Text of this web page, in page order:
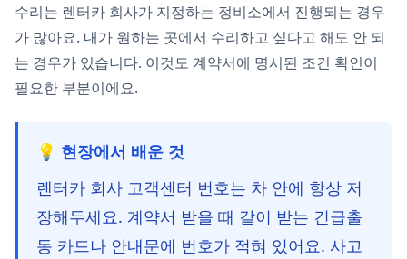
수리는 렌터카 회사가 지정하는 정비소에서 진행되는 경우
가 많아요. 내가 원하는 곳에서 수리하고 싶다고 해도 안 되
는 경우가 있습니다. 이것도 계약서에 명시된 조건 확인이
필요한 부분이에요.
💡 현장에서 배운 것
렌터카 회사 고객센터 번호는 차 안에 항상 저
장해두세요. 계약서 받을 때 같이 받는 긴급출
동 카드나 안내문에 번호가 적혀 있어요. 사고